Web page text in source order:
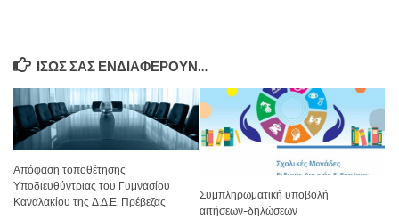
ΊΣΩΣ ΣΑΣ ΕΝΔΙΑΦΈΡΟΥΝ…
Απόφαση τοποθέτησης
Υποδιευθύντριας του Γυμνασίου
Καναλακίου της Δ.Δ.Ε. Πρέβεζας
Συμπληρωματική υποβολή
αιτήσεων-δηλώσεων